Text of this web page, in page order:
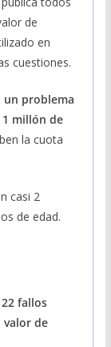
de
en
cuestiones.
un problema
millón de
la cuota
casi 2
de edad.
fallos
valor de